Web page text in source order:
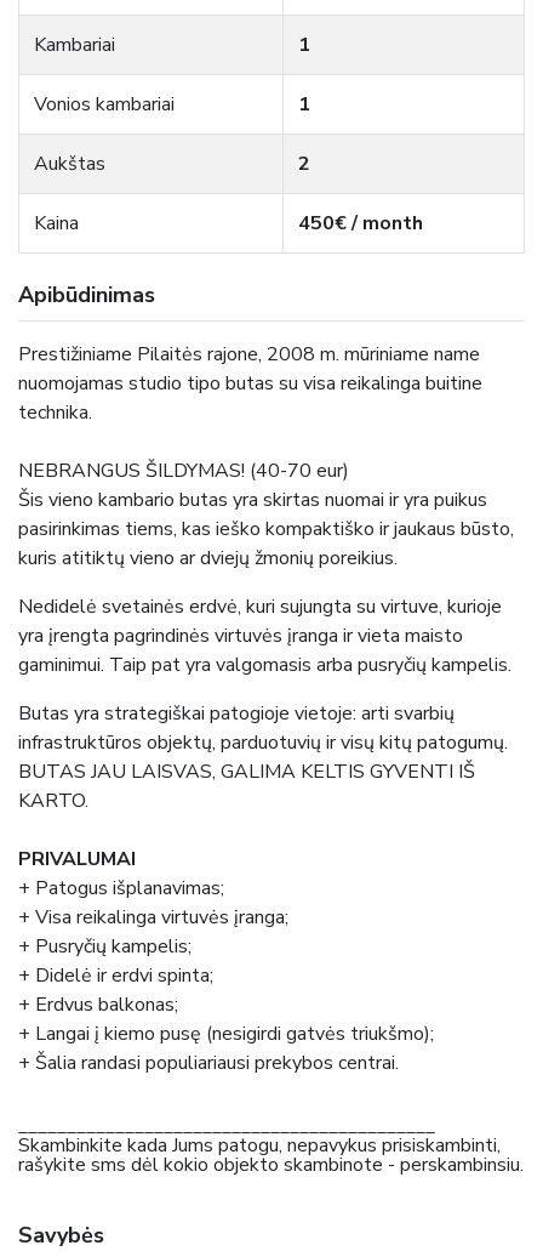
Kambariai 1
Vonios kambariai 1
Aukštas 2
Kaina 450€ / month
Apibūdinimas
Prestižiniame Pilaitės rajone, 2008 m. mūriniame name
nuomojamas studio tipo butas su visa reikalinga buitine
technika.
NEBRANGUS ŠILDYMAS! (40-70 eur)
Šis vieno kambario butas yra skirtas nuomai ir yra puikus
pasirinkimas tiems, kas ieško kompaktiško ir jaukaus būsto,
kuris atitiktų vieno ar dviejų žmonių poreikius.
Nedidelė svetainės erdvė, kuri sujungta su virtuve, kurioje
yra įrengta pagrindinės virtuvės įranga ir vieta maisto
gaminimui. Taip pat yra valgomasis arba pusryčių kampelis.
Butas yra strategiškai patogioje vietoje: arti svarbių
infrastruktūros objektų, parduotuvių ir visų kitų patogumų.
BUTAS JAU LAISVAS, GALIMA KELTIS GYVENTI IŠ
KARTO.
PRIVALUMAI
+ Patogus išplanavimas;
+ Visa reikalinga virtuvės įranga;
+ Pusryčių kampelis;
+ Didelė ir erdvi spinta;
+ Erdvus balkonas;
+ Langai į kiemo pusę (nesigirdi gatvės triukšmo);
+ Šalia randasi populiariausi prekybos centrai.
___________________________________________
Skambinkite kada Jums patogu, nepavykus prisiskambinti,
rašykite sms dėl kokio objekto skambinote - perskambinsiu.
Savybės